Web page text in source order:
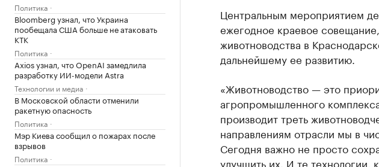
Политика
Bloomberg узнал, что Украина
пообещала США больше не атаковать
КТК
Политика
Axios узнал, что OpenAI замедлила
разработку ИИ-модели Astra
Технологии и медиа
В Московской области отменили
ракетную опасность
Политика
Мэр Киева сообщил о пожарах после
взрывов
Политика
Центральным мероприятием
ежегодное краевое
животноводства в
дальнейшему ее развитию.
«Животноводство — это
агропромышленного
производит треть
направлениям отрасли мы в
Сегодня важно не просто
улучшить их. И те технологии,